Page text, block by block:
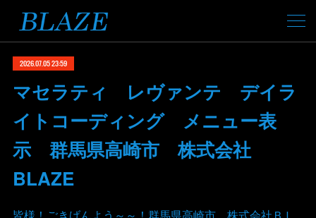
2026.07.05 23:59
マセラティ レヴァンテ デイラ
イトコーディング メニュー表
示 群馬県高崎市 株式会社
BLAZE